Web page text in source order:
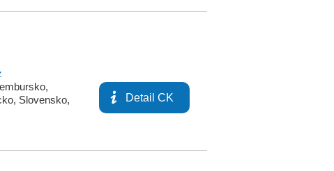
,
, Slovensko,
Detail CK